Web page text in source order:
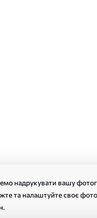
надрукувати вашу
та налаштуйте своє